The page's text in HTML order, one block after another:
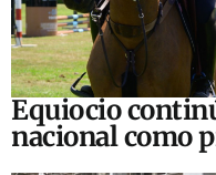
Equiocio
nacional como